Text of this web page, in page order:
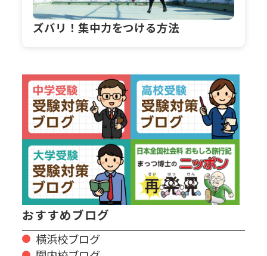
ズバリ！集中力をつける方法
おすすめブログ
横浜校ブログ